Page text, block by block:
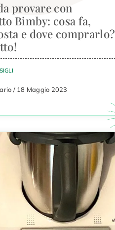
provare con
Bimby: cosa fa,
e dove comprarlo?
/ 18 Maggio 2023